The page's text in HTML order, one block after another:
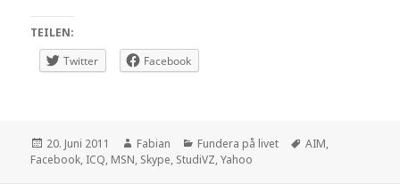
TEILEN:
Twitter
Facebook
Veröffentlicht
am
20. Juni 2011 Autor
Fabian Kategorien
Fundera på livet Schlagwörter
AIM,
Facebook, ICQ, MSN, Skype, StudiVZ,Yahoo